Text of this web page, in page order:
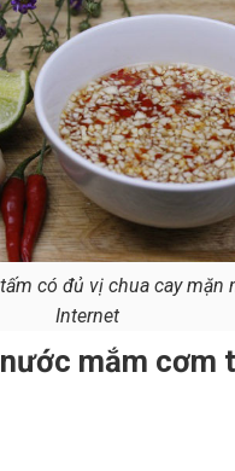
có đủ vị chua cay mặn
Internet
mắm cơm